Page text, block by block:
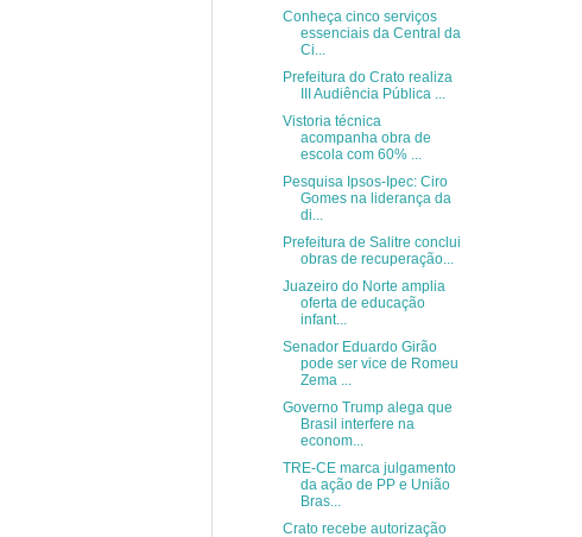
Conheça cinco serviços
essenciais da Central da
Ci...
Prefeitura do Crato realiza
III Audiência Pública ...
Vistoria técnica
acompanha obra de
escola com 60% ...
Pesquisa Ipsos-Ipec: Ciro
Gomes na liderança da
di...
Prefeitura de Salitre conclui
obras de recuperação...
Juazeiro do Norte amplia
oferta de educação
infant...
Senador Eduardo Girão
pode ser vice de Romeu
Zema ...
Governo Trump alega que
Brasil interfere na
econom...
TRE-CE marca julgamento
da ação de PP e União
Bras...
Crato recebe autorização